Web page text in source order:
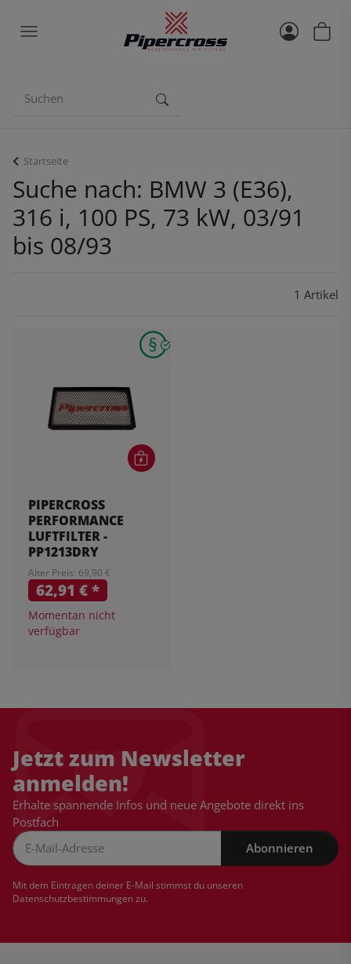
Startseite
Suche nach: BMW 3 (E36),
316 i, 100 PS, 73 kW, 03/91
bis 08/93
1 Artikel
PIPERCROSS
PERFORMANCE
LUFTFILTER -
PP1213DRY
Alter Preis: 69,90 €
62,91 €*
Momentan nicht
verfügbar
Jetzt zum Newsletter
anmelden!
Erhalte spannende Infos und neue Angebote direkt ins
Postfach
Abonnieren
Mit dem Eintragen deiner E-Mail stimmst du unseren
Datenschutzbestimmungenzu.